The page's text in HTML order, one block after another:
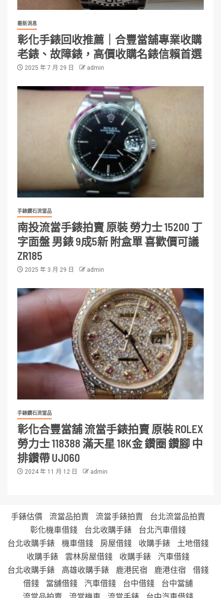
最新消息
彰化手錶回收推薦｜合豐當舖專業收購
老錶、故障錶，高價收購名錶信賴首選
2025 年 7 月 29 日 admin
手錶鑽石流當品
南投流當手錶拍賣 原裝 勞力士 15200 丁
字面盤 男錶 9成5新 附盒單 喜歡價可議
ZR185
2025 年 3 月 29 日 admin
手錶鑽石流當品
彰化合豐當舖 流當手錶拍賣 原裝 ROLEX
勞力士 118388 滿天星 18K金 鑽圈 鑽腳 中
排鑽帶 UJ060
2024 年 11 月 12 日 admin
手錶估價 流當品拍賣 流當手錶拍賣
台北流當品拍賣
彰化機車借錢
台北收購手錶
台北汽車借錢
台北收購手錶
機車借錢 房屋借錢 收購手錶
土地借錢
收購手錶
雲林房屋借錢 收購手錶
汽車借錢
台北收購手錶
高雄收購手錶 鹿港民宿 鹿港住宿
借錢
借錢
當舖借錢 汽車借錢 台中借錢
台中當舖